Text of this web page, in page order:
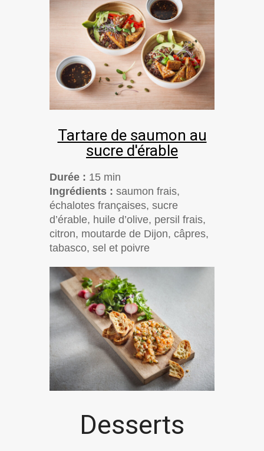
Tartare de saumon au
sucre d'érable
Durée : 15 min
Ingrédients : saumon frais,
échalotes françaises, sucre
d’érable, huile d’olive, persil frais,
citron, moutarde de Dijon, câpres,
tabasco, sel et poivre
Desserts